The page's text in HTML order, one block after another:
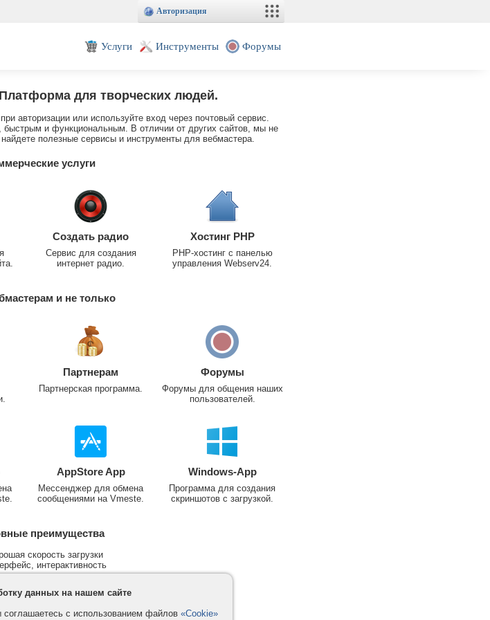
Авторизация
Услуги Инструменты Форумы
для творческих людей.
при авторизации или используйте вход через почтовый сервис.
и функциональным. В отличии от других сайтов, мы не
полезные сервисы и инструменты для вебмастера.
услуги
Создать радио
Сервис для создания
интернет радио.
Хостинг PHP
PHP-хостинг с панелью
управления Webserv24.
и не только
Партнерам
Партнерская программа.
Форумы
Форумы для общения наших
пользователей.
AppStore App
Мессенджер для обмена
сообщениями на Vmeste.
Windows-App
Программа для создания
скриншотов с загрузкой.
преимущества
скорость загрузки
интерактивность
рекламу
и больших файлов
данных на нашем сайте
с использованием файлов «Cookie»